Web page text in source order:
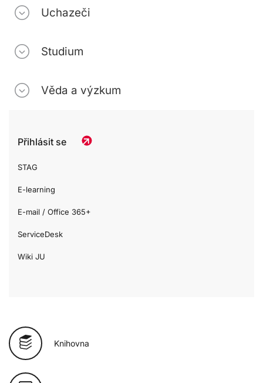
Uchazeči
Studium
Věda a výzkum
Přihlásit se
STAG
E-learning
E-mail / Office 365+
ServiceDesk
Wiki JU
Knihovna